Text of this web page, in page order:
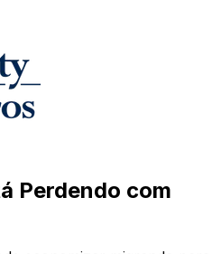
Perdendo com